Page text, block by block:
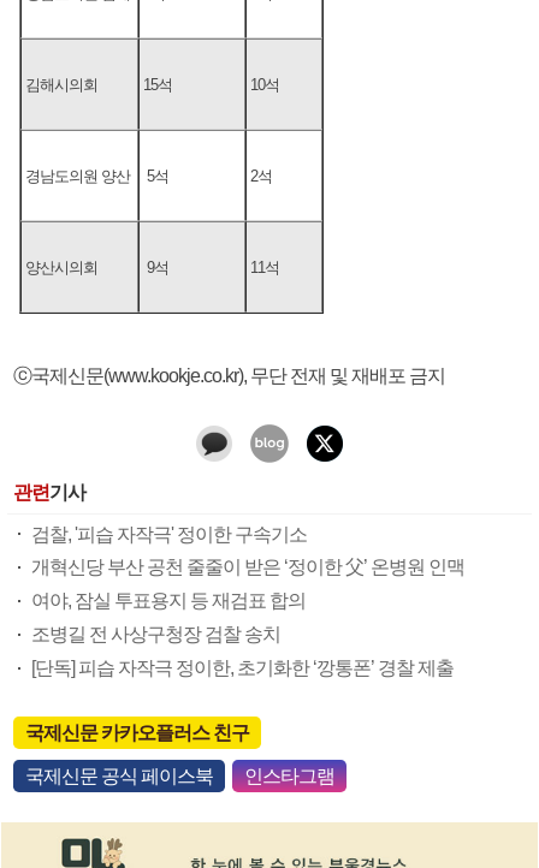
김해시의회 15석 10석
경남도의원 양산 5석 2석
양산시의회 9석 11석
ⓒ국제신문(www.kookje.co.kr), 무단 전재 및 재배포 금지
관련기사
검찰, '피습 자작극' 정이한 구속기소
개혁신당 부산 공천 줄줄이 받은 ‘정이한 父’ 온병원 인맥
여야, 잠실 투표용지 등 재검표 합의
조병길 전 사상구청장 검찰 송치
[단독] 피습 자작극 정이한, 초기화한 ‘깡통폰’ 경찰 제출
국제신문 카카오플러스 친구
국제신문 공식 페이스북 인스타그램